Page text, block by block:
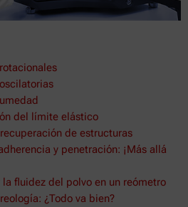
del límite elástico
de estructuras
y penetración: ¡Más allá
fluidez del polvo en un reómetro
¿Todo va bien?